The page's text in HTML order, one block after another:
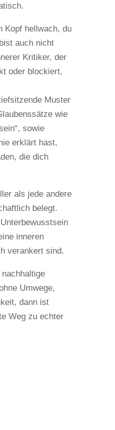
Kopf hellwach, du
auch nicht
Kritiker, der
oder blockiert,
Muster
wie
sowie
erklärt hast,
die dich
als jede andere
belegt.
inneren
verankert sind.
Umwege,
dann ist
Weg zu echter